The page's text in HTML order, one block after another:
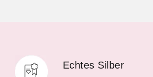
Echtes Silber